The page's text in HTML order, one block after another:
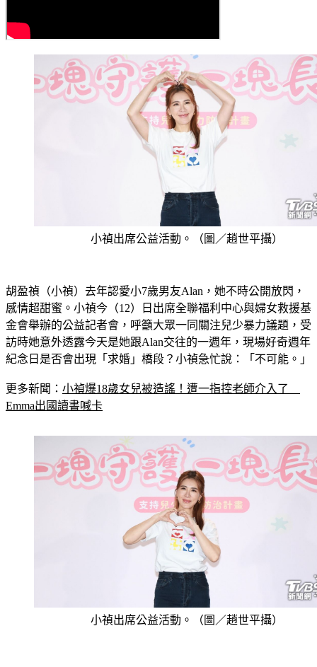
胡盈禎（小禎）去年認愛小7歲男友Alan，她不時公開放閃，
感情超甜蜜。小禎今（12）日出席全聯福利中心與婦女救援基
金會舉辦的公益記者會，呼籲大眾一同關注兒少暴力議題，受
訪時她意外透露今天是她跟Alan交往的一週年，現場好奇週年
更多新聞：小禎爆18歲女兒被造謠！遭一指控老師介入了